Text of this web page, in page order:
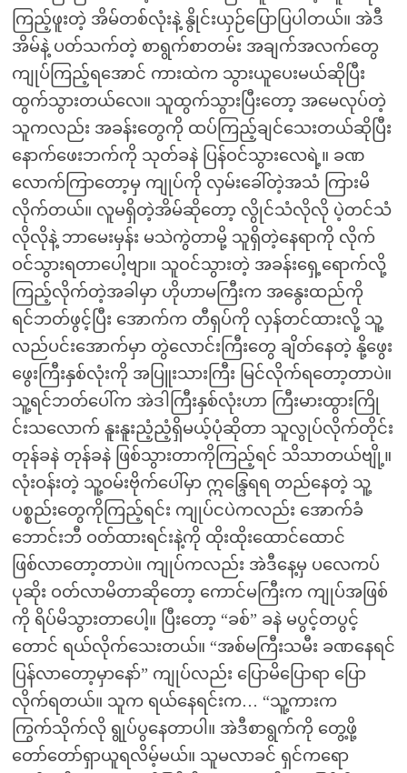
ကြည့်ဖူးတဲ့ အိမ်တစ်လုံးနဲ့ နွိုင်းယှဉ်ပြောပြပါတယ်။ အဲဒီ
အိမ်နဲ့ ပတ်သက်တဲ့ စာရွက်စာတမ်း အချက်အလက်တွေ
ကျုပ်ကြည့်ရအောင် ကားထဲက သွားယူပေးမယ်ဆိုပြီး
ထွက်သွားတယ်လေ။ သူထွက်သွားပြီးတော့ အမေလုပ်တဲ့
သူကလည်း အခန်းတွေကို ထပ်ကြည့်ချင်သေးတယ်ဆိုပြီး
နောက်ဖေးဘက်ကို သုတ်ခနဲ ပြန်ဝင်သွားလေရဲ့။ ခဏ
လောက်ကြာတော့မှ ကျုပ်ကို လှမ်းခေါ်တဲ့အသံ ကြားမိ
လိုက်တယ်။ လူမရှိတဲ့အိမ်ဆိုတော့ လွိုင်သံလိုလို ပဲ့တင်သံ
လိုလိုနဲ့ ဘာမေးမှန်း မသဲကွဲတာမို့ သူရှိတဲ့နေရာကို လိုက်
ဝင်သွားရတာပေါ့ဗျာ။ သူဝင်သွားတဲ့ အခန်းရှေ့ရောက်လို့
ကြည့်လိုက်တဲ့အခါမှာ ဟိုဟာမကြီးက အနွေးထည်ကို
ရင်ဘတ်ဖွင့်ပြီး အောက်က တီရှပ်ကို လှန်တင်ထားလို့ သူ့
လည်ပင်းအောက်မှာ တွဲလောင်းကြီးတွေ ချိတ်နေတဲ့ နို့ဖွေး
ဖွေးကြီးနှစ်လုံးကို အပြူးသားကြီး မြင်လိုက်ရတော့တာပဲ။
သူ့ရင်ဘတ်ပေါ်က အဲဒါကြီးနှစ်လုံးဟာ ကြီးမားထွားကြို
င်းသလောက် နူးနူးညံ့ညံ့ရှိမယ့်ပုံဆိုတာ သူလွုပ်လိုက်တိုင်း
တုန်ခနဲ တုန်ခနဲ ဖြစ်သွားတာကိုကြည့်ရင် သိသာတယ်ဗျို့။
လုံးဝန်းတဲ့ သူ့ဝမ်းဗိုက်ပေါ်မှာ ဣန္ဒြေရရ တည်နေတဲ့ သူ့
ပစ္စည်းတွေကိုကြည့်ရင်း ကျုပ်ငပဲကလည်း အောက်ခံ
ဘောင်းဘီ ဝတ်ထားရင်းနဲ့ကို ထိုးထိုးထောင်ထောင်
ဖြစ်လာတော့တာပဲ။ ကျုပ်ကလည်း အဲဒီနေ့မှ ပလေကပ်
ပုဆိုး ဝတ်လာမိတာဆိုတော့ ကောင်မကြီးက ကျုပ်အဖြစ်
ကို ရိပ်မိသွားတာပေါ့။ ပြီးတော့ “ခစ်” ခနဲ မပွင့်တပွင့်
တောင် ရယ်လိုက်သေးတယ်။ “အစ်မကြီးသမီး ခဏနေရင်
ပြန်လာတော့မှာနော်” ကျုပ်လည်း ပြောမိပြောရာ ပြော
လိုက်ရတယ်။ သူက ရယ်နေရင်းက… “သူ့ကားက
ကြွက်သိုက်လို ရွုပ်ပွနေတာပါ။ အဲဒီစာရွက်ကို တွေ့ဖို့
တော်တော်ရှာယူရလိမ့်မယ်။ သူမလာခင် ရှင်ကရော